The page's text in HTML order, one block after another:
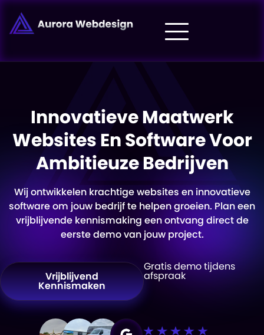
Innovatieve Maatwerk
Websites En Software Voor
Ambitieuze Bedrijven
Wij ontwikkelen krachtige websites en innovatieve
software om jouw bedrijf te helpen groeien. Plan een
vrijblijvende kennismaking een ontvang direct de
eerste demo van jouw project.
Vrijblijvend
Kennismaken
Gratis demo tijdens
afspraak